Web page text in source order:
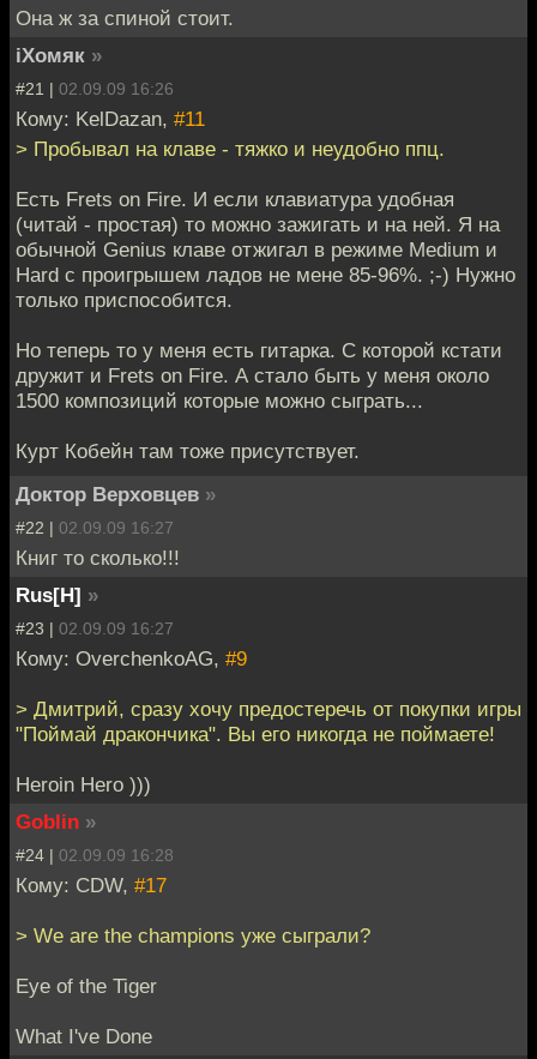
Она ж за спиной стоит.
iХомяк »
#21 | 02.09.09 16:26
Кому: KelDazan, #11
> Пробывал на клаве - тяжко и неудобно ппц.
Есть Frets on Fire. И если клавиатура удобная
(читай - простая) то можно зажигать и на ней. Я на
обычной Genius клаве отжигал в режиме Medium и
Hard с проигрышем ладов не мене 85-96%. ;-) Нужно
только приспособится.
Но теперь то у меня есть гитарка. С которой кстати
дружит и Frets on Fire. А стало быть у меня около
1500 композиций которые можно сыграть...
Курт Кобейн там тоже присутствует.
Доктор Верховцев »
#22 | 02.09.09 16:27
Книг то сколько!!!
Rus[H] »
#23 | 02.09.09 16:27
Кому: OverchenkoAG, #9
> Дмитрий, сразу хочу предостеречь от покупки игры
"Поймай дракончика". Вы его никогда не поймаете!
Heroin Hero )))
Goblin »
#24 | 02.09.09 16:28
Кому: CDW, #17
> We are the champions уже сыграли?
Eye of the Tiger
What I've Done